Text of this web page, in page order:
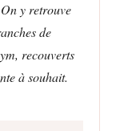
y retrouve
de
recouverts
à souhait.